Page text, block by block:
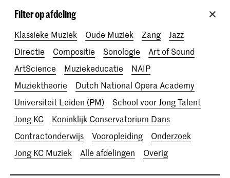
December 2026
July 2027
200 jaar
Filter op afdeling
Klassieke Muziek Oude Muziek Zang
Jazz
Directie
Compositie Sonologie
Art of Sound
ArtScience
Muziekeducatie
NAIP
Muziektheorie
Dutch National Opera Academy
Universiteit Leiden (PM)
School voor Jong Talent
Jong KC
Koninklijk Conservatorium Dans
Contractonderwijs
Vooropleiding
Onderzoek
Jong KC Muziek
Alle afdelingen Overig